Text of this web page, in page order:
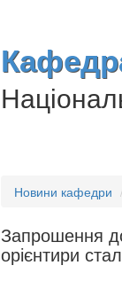
Новини кафедри
Запрошення
орієнтири